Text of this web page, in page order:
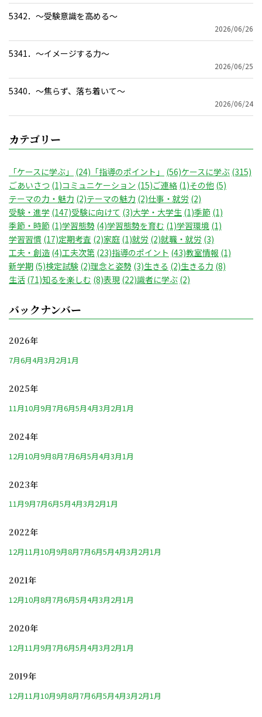
5342．～受験意識を高める〜
2026/06/26
5341．～イメージする力〜
2026/06/25
5340．～焦らず、落ち着いて〜
2026/06/24
カテゴリー
「ケースに学ぶ」 (24) 「指導のポイント」 (56)ケースに学ぶ (315)
ごあいさつ (1)コミュニケーション (15)ご連絡 (1)その他 (5)
テーマの力・魅力 (2)テーマの魅力 (2)仕事・就労 (2)
受験・進学 (147)受験に向けて (3)大学・大学生 (1)季節 (1)
季節・時節 (1)学習態勢 (4)学習態勢を育む (1)学習環境 (1)
学習習慣 (17)定期考査 (2)家庭 (1)就労 (2)就職・就労 (3)
工夫・創造 (4)工夫次第 (23)指導のポイント (43)教室情報 (1)
新学期 (5)検定試験 (2)理念と姿勢 (3)生きる (2)生きる力 (8)
生活 (71)知るを楽しむ (8)表現 (22)識者に学ぶ (2)
バックナンバー
2026年
7月6月4月3月2月1月
2025年
11月10月9月7月6月5月4月3月2月1月
2024年
12月10月9月8月7月6月5月4月3月1月
2023年
11月9月7月6月5月4月3月2月1月
2022年
12月11月10月9月8月7月6月5月4月3月2月1月
2021年
12月10月8月7月6月5月4月3月2月1月
2020年
12月11月9月7月6月5月4月3月2月1月
2019年
12月11月10月9月8月7月6月5月4月3月2月1月